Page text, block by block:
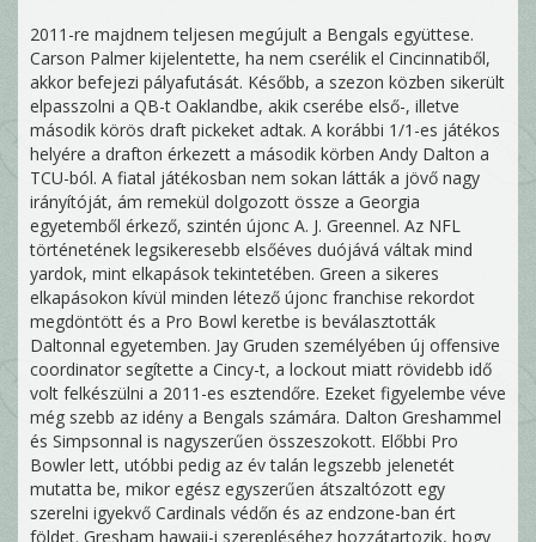
2011-re majdnem teljesen megújult a Bengals együttese.
Carson Palmer kijelentette, ha nem cserélik el Cincinnatiből,
akkor befejezi pályafutását. Később, a szezon közben sikerült
elpasszolni a QB-t Oaklandbe, akik cserébe első-, illetve
második körös draft pickeket adtak. A korábbi 1/1-es játékos
helyére a drafton érkezett a második körben Andy Dalton a
TCU-ból. A fiatal játékosban nem sokan látták a jövő nagy
irányítóját, ám remekül dolgozott össze a Georgia
egyetemből érkező, szintén újonc A. J. Greennel. Az NFL
történetének legsikeresebb elsőéves duójává váltak mind
yardok, mint elkapások tekintetében. Green a sikeres
elkapásokon kívül minden létező újonc franchise rekordot
megdöntött és a Pro Bowl keretbe is beválasztották
Daltonnal egyetemben. Jay Gruden személyében új offensive
coordinator segítette a Cincy-t, a lockout miatt rövidebb idő
volt felkészülni a 2011-es esztendőre. Ezeket figyelembe véve
még szebb az idény a Bengals számára. Dalton Greshammel
és Simpsonnal is nagyszerűen összeszokott. Előbbi Pro
Bowler lett, utóbbi pedig az év talán legszebb jelenetét
mutatta be, mikor egész egyszerűen átszaltózott egy
szerelni igyekvő Cardinals védőn és az endzone-ban ért
földet. Gresham hawaii-i szerepléséhez hozzátartozik, hogy